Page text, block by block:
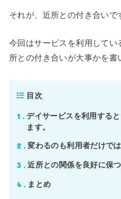
それが、近所との付き合いで
今回はサービスを利用して
所との付き合いが大事かを書
目次
1
デイサービスを利用する
ます。
2 変わるのも利用者だけでは
3 近所との関係を良好に保
4 まとめ